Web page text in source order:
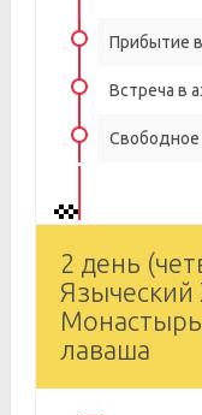
Прибытие в
Встреча в
Свободное
2 день
Языческий
Монастырь
лаваша